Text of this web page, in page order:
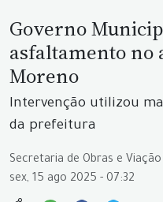
Governo
asfaltamento no
Moreno
Intervenção utilizou
da prefeitura
Secretaria de Obras e Viação
sex, 15 ago 2025 - 07:32